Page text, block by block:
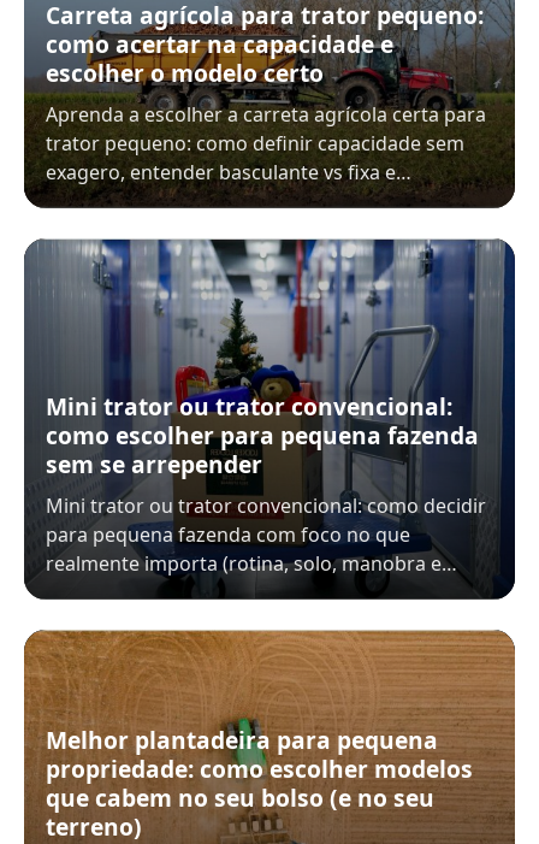
Carreta agrícola para trator pequeno:
como acertar na capacidade e
escolher o modelo certo
Aprenda a escolher a carreta agrícola certa para
trator pequeno: como definir capacidade sem
exagero, entender basculante vs fixa e…
Mini trator ou trator convencional:
como escolher para pequena fazenda
sem se arrepender
Mini trator ou trator convencional: como decidir
para pequena fazenda com foco no que
realmente importa (rotina, solo, manobra e…
Melhor plantadeira para pequena
propriedade: como escolher modelos
que cabem no seu bolso (e no seu
terreno)